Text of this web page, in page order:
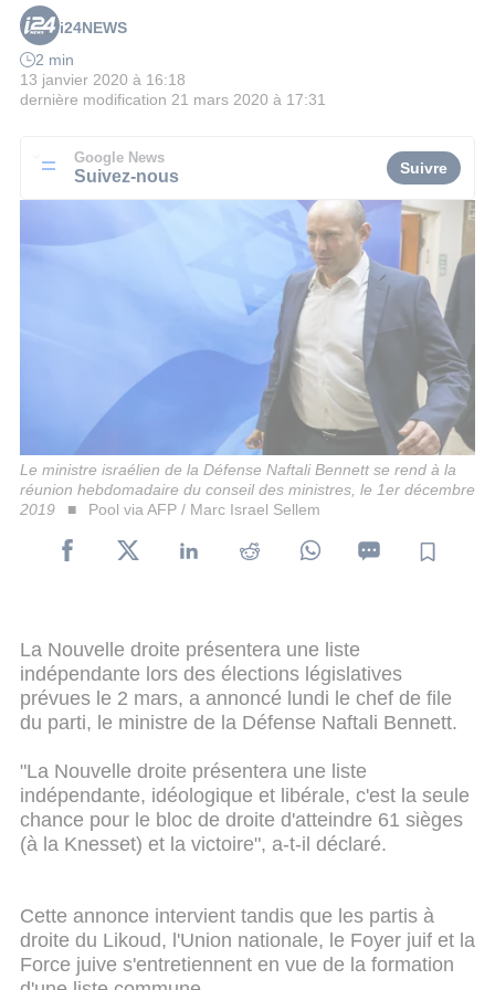
i24NEWS
2 min
13 janvier 2020 à 16:18
dernière modification 21 mars 2020 à 17:31
Google News
Suivez-nous Suivre
Le ministre israélien de la Défense Naftali Bennett se rend à la
réunion hebdomadaire du conseil des ministres, le 1er décembre
2019
Pool via AFP / Marc Israel Sellem
La Nouvelle droite présentera une liste
indépendante lors des élections législatives
prévues le 2 mars, a annoncé lundi le chef de file
du parti, le ministre de la Défense Naftali Bennett.
"La Nouvelle droite présentera une liste
indépendante, idéologique et libérale, c'est la seule
chance pour le bloc de droite d'atteindre 61 sièges
(à la Knesset) et la victoire", a-t-il déclaré.
Cette annonce intervient tandis que les partis à
droite du Likoud, l'Union nationale, le Foyer juif et la
Force juive s'entretiennent en vue de la formation